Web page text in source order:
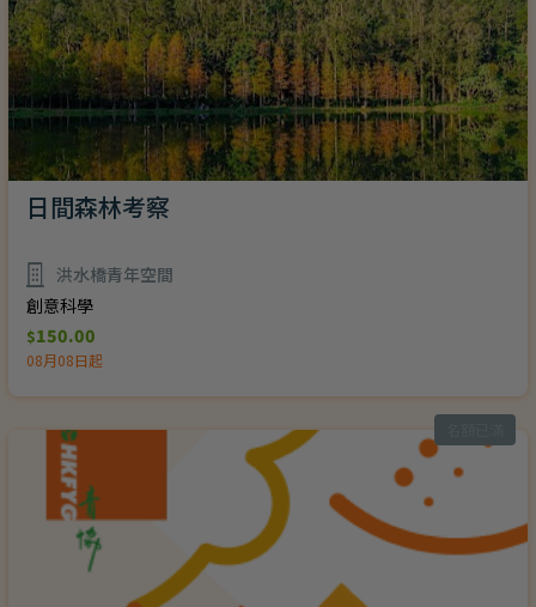
日間森林考察
洪水橋青年空間
創意科學
$150.00
08月08日起